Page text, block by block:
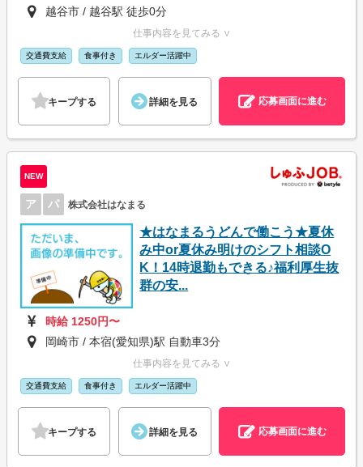
越谷市 / 越谷駅 徒歩0分
仕事内容を見てみる ∨
交通費支給 食事付き エルダー活躍中
キープする 詳細を見る 応募画面に進む
NEW
ア パ 株式会社はなまる
★はなまるうどんで働こう★夏休
み中or夏休み明けのシフト相談O
K！14時退勤もできる♪福利厚生抜
群の安...
時給 1250円〜
岡崎市 / 本宿(愛知県)駅 自動車3分
仕事内容を見てみる ∨
交通費支給 食事付き エルダー活躍中
キープする 詳細を見る 応募画面に進む